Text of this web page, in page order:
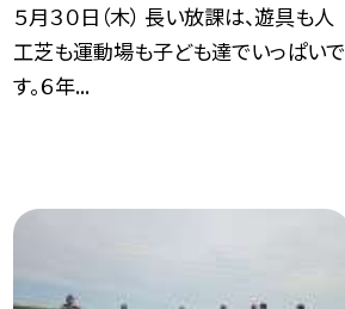
５月３０日（木） 長い放課は、遊具も人
工芝も運動場も子ども達でいっぱいで
す。６年...